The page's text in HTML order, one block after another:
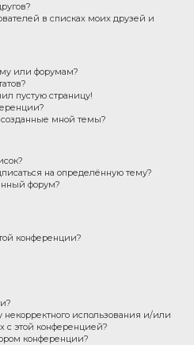
в списках моих друзей и
или форумам?
пустую страницу!
мной темы?
на определённую тему?
форум?
конференции?
использования и/или
с этой конференцией?
конференции?